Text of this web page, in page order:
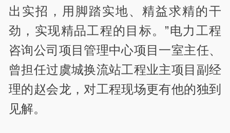
出实招，用脚踏实地、精益求精的干
劲，实现精品工程的目标。”电力工程
咨询公司项目管理中心项目一室主任、
曾担任过虞城换流站工程业主项目副经
理的赵会龙，对工程现场更有他的独到
见解。